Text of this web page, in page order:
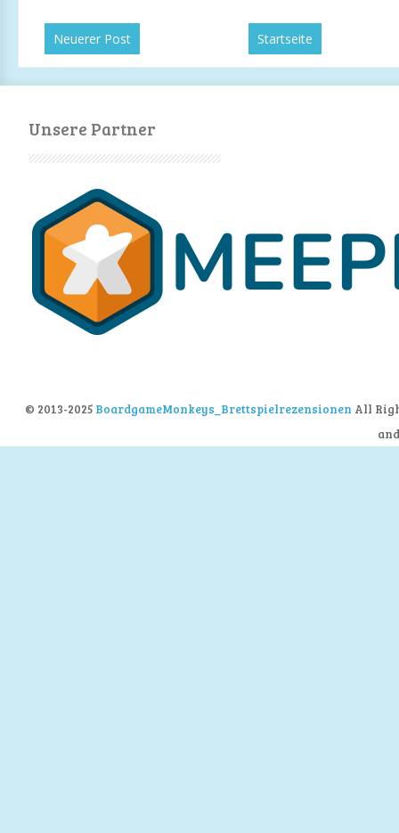
Neuerer Post Startseite
Unsere Partner
© 2013-2025 BoardgameMonkeys_Brettspielrezensionen All